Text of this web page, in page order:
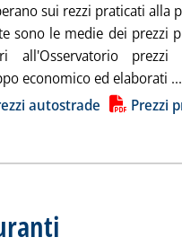
sui rezzi praticati alla
sono le medie dei prezzi
all'Osservatorio
economico ed elaborati ...
autostrade
Prezzi